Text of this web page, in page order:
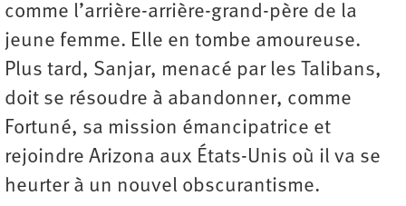
comme l’arrière-arrière-grand-père de la
jeune femme. Elle en tombe amoureuse.
Plus tard, Sanjar, menacé par les Talibans,
doit se résoudre à abandonner, comme
Fortuné, sa mission émancipatrice et
rejoindre Arizona aux États-Unis où il va se
heurter à un nouvel obscurantisme.